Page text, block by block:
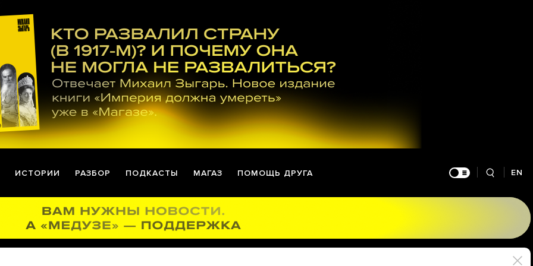
ИСТОРИИ РАЗБОР ПОДКАСТЫ МАГАЗ ПОМОЩЬ ДРУГА EN